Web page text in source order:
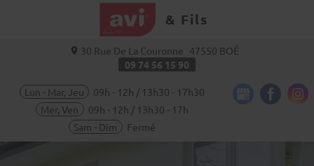
30 Rue De La Couronne 47550 BOÉ
09 74 56 15 90
Lun - Mar, Jeu
09h - 12h / 13h30 - 17h30
Mer, Ven
09h - 12h / 13h30 - 17h
Sam - Dim
Fermé
& Fils